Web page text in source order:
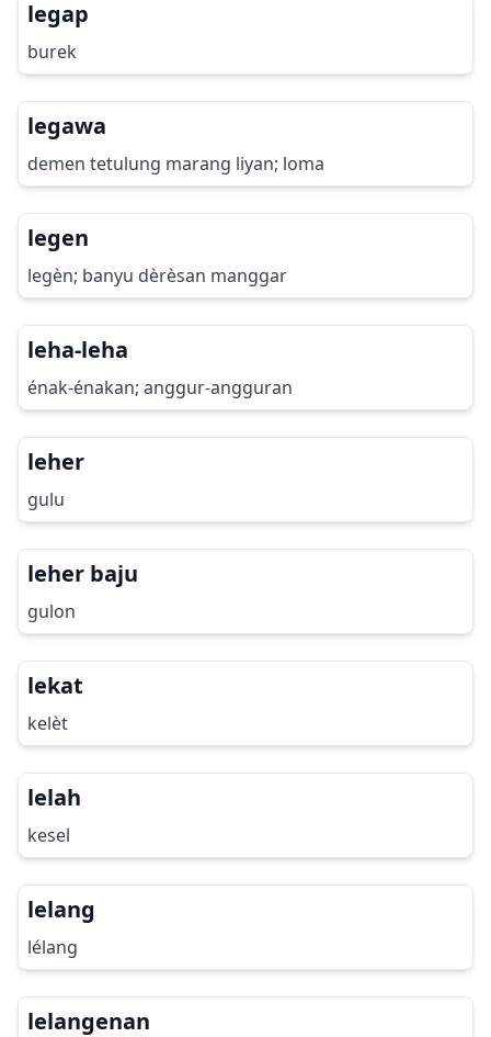
legap
burek
legawa
demen tetulung marang liyan; loma
legen
legèn; banyu dèrèsan manggar
leha-leha
énak-énakan; anggur-angguran
leher
gulu
leher baju
gulon
lekat
kelèt
lelah
kesel
lelang
lélang
lelangenan